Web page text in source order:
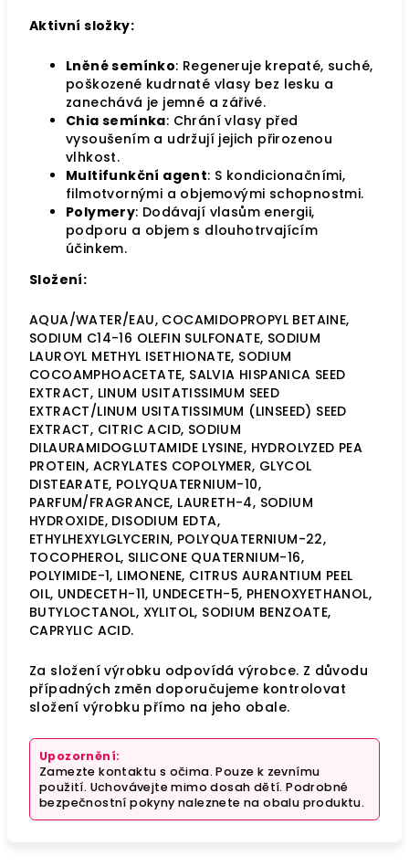
Aktivní složky:
Lněné semínko: Regeneruje krepaté, suché,
poškozené kudrnaté vlasy bez lesku a
zanechává je jemné a zářivé.
Chia semínka: Chrání vlasy před
vysoušením a udržují jejich přirozenou
vlhkost.
Multifunkční agent: S kondicionačními,
filmotvornými a objemovými schopnostmi.
Polymery: Dodávají vlasům energii,
podporu a objem s dlouhotrvajícím
účinkem.
Složení:
AQUA/WATER/EAU, COCAMIDOPROPYL BETAINE,
SODIUM C14-16 OLEFIN SULFONATE, SODIUM
LAUROYL METHYL ISETHIONATE, SODIUM
COCOAMPHOACETATE, SALVIA HISPANICA SEED
EXTRACT, LINUM USITATISSIMUM SEED
EXTRACT/LINUM USITATISSIMUM (LINSEED) SEED
EXTRACT, CITRIC ACID, SODIUM
DILAURAMIDOGLUTAMIDE LYSINE, HYDROLYZED PEA
PROTEIN, ACRYLATES COPOLYMER, GLYCOL
DISTEARATE, POLYQUATERNIUM-10,
PARFUM/FRAGRANCE, LAURETH-4, SODIUM
HYDROXIDE, DISODIUM EDTA,
ETHYLHEXYLGLYCERIN, POLYQUATERNIUM-22,
TOCOPHEROL, SILICONE QUATERNIUM-16,
POLYIMIDE-1, LIMONENE, CITRUS AURANTIUM PEEL
OIL, UNDECETH-11, UNDECETH-5, PHENOXYETHANOL,
BUTYLOCTANOL, XYLITOL, SODIUM BENZOATE,
CAPRYLIC ACID.
Za složení výrobku odpovídá výrobce. Z důvodu
případných změn doporučujeme kontrolovat
složení výrobku přímo na jeho obale.
Upozornění:
Zamezte kontaktu s očima. Pouze k zevnímu
použití. Uchovávejte mimo dosah dětí. Podrobné
bezpečnostní pokyny naleznete na obalu produktu.